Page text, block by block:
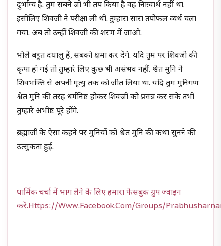
दुर्भाग्य है. तुम सबने जो भी तप किया है वह निःस्वार्थ नहीं था.
इसीलिए शिवजी ने परीक्षा ली थी. तुम्हारा सारा तपोफल व्यर्थ चला
गया. अब तो उन्हीं शिवजी की शरण में जाओ.
भोले बहुत दयालु हैं, सबको क्षमा कर देंगे. यदि तुम पर शिवजी की
कृपा हो गई तो तुम्हारे लिए कुछ भी असंभव नहीं. श्वेत मुनि ने
शिवभक्ति से अपनी मृत्यु तक को जीत लिया था. यदि तुम मुनिगण
श्वेत मुनि की तरह धर्मनिष्ठ होकर शिवजी को प्रसन्न कर सके तभी
तुम्हारे अभीष्ट पूरे होंगे.
ब्रह्माजी के ऐसा कहने पर मुनियों को श्वेत मुनि की कथा सुनने की
उत्सुकता हुई.
धार्मिक चर्चा में भाग लेने के लिए हमारा फेसबुक ग्रुप ज्वाइन
करें.https://www.facebook.com/groups/